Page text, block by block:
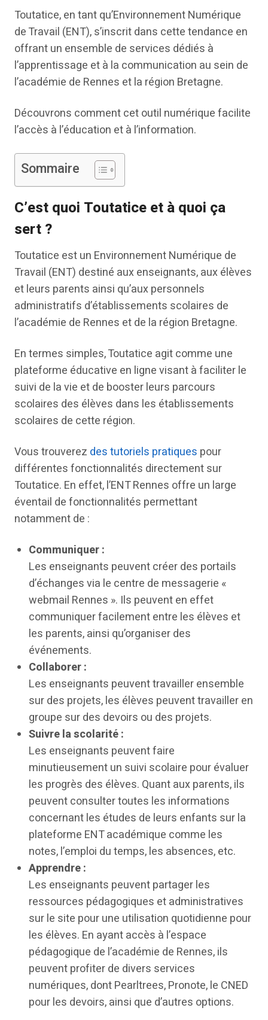
Toutatice, en tant qu’Environnement Numérique
de Travail (ENT), s’inscrit dans cette tendance en
offrant un ensemble de services dédiés à
l’apprentissage et à la communication au sein de
l’académie de Rennes et la région Bretagne.
Découvrons comment cet outil numérique facilite
l’accès à l’éducation et à l’information.
Sommaire
C’est quoi Toutatice et à quoi ça
sert ?
Toutatice est un Environnement Numérique de
Travail (ENT) destiné aux enseignants, aux élèves
et leurs parents ainsi qu’aux personnels
administratifs d’établissements scolaires de
l’académie de Rennes et de la région Bretagne.
En termes simples, Toutatice agit comme une
plateforme éducative en ligne visant à faciliter le
suivi de la vie et de booster leurs parcours
scolaires des élèves dans les établissements
scolaires de cette région.
Vous trouverez des tutoriels pratiques pour
différentes fonctionnalités directement sur
Toutatice. En effet, l’ENT Rennes offre un large
éventail de fonctionnalités permettant
notamment de :
Communiquer :
Les enseignants peuvent créer des portails
d’échanges via le centre de messagerie «
webmail Rennes ». Ils peuvent en effet
communiquer facilement entre les élèves et
les parents, ainsi qu’organiser des
événements.
Collaborer :
Les enseignants peuvent travailler ensemble
sur des projets, les élèves peuvent travailler en
groupe sur des devoirs ou des projets.
Suivre la scolarité :
Les enseignants peuvent faire
minutieusement un suivi scolaire pour évaluer
les progrès des élèves. Quant aux parents, ils
peuvent consulter toutes les informations
concernant les études de leurs enfants sur la
plateforme ENT académique comme les
notes, l’emploi du temps, les absences, etc.
Apprendre :
Les enseignants peuvent partager les
ressources pédagogiques et administratives
sur le site pour une utilisation quotidienne pour
les élèves. En ayant accès à l’espace
pédagogique de l’académie de Rennes, ils
peuvent profiter de divers services
numériques, dont Pearltrees, Pronote, le CNED
pour les devoirs, ainsi que d’autres options.